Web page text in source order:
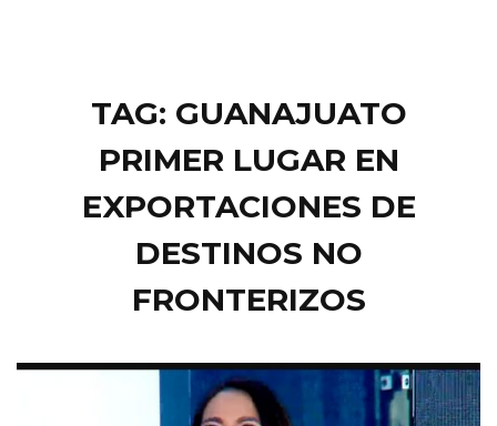
TAG: GUANAJUATO
PRIMER LUGAR EN
EXPORTACIONES DE
DESTINOS NO
FRONTERIZOS